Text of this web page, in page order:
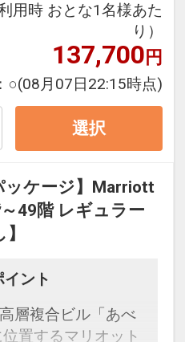
る大きな窓があり、
お部屋です。
付きのバスルームに
え、バスタイムも
ただけます。
承ください。
、一部に南に面し
が、お部屋の向き
。
たデラックスルー
用時 おとな1名様あた
り）
137,700円
○(08月07日22:15時点)
選択
ッケージ】Marriott
49階 レギュラー
ント
層複合ビル「あべ
置するマリオット